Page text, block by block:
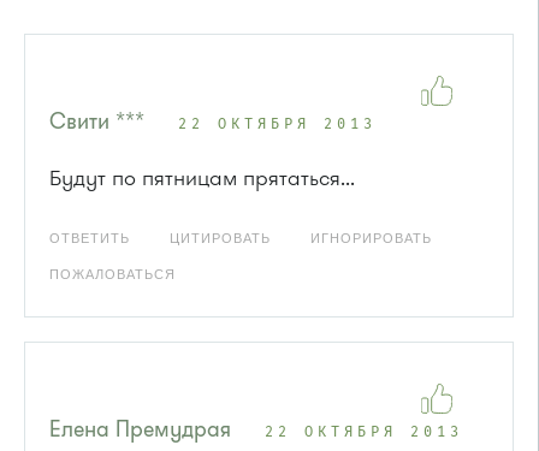
Свити *** 22 ОКТЯБРЯ 2013
Будут по пятницам прятаться...
ОТВЕТИТЬ ЦИТИРОВАТЬ ИГНОРИРОВАТЬ
ПОЖАЛОВАТЬСЯ
Елена Премудрая 22 ОКТЯБРЯ 2013